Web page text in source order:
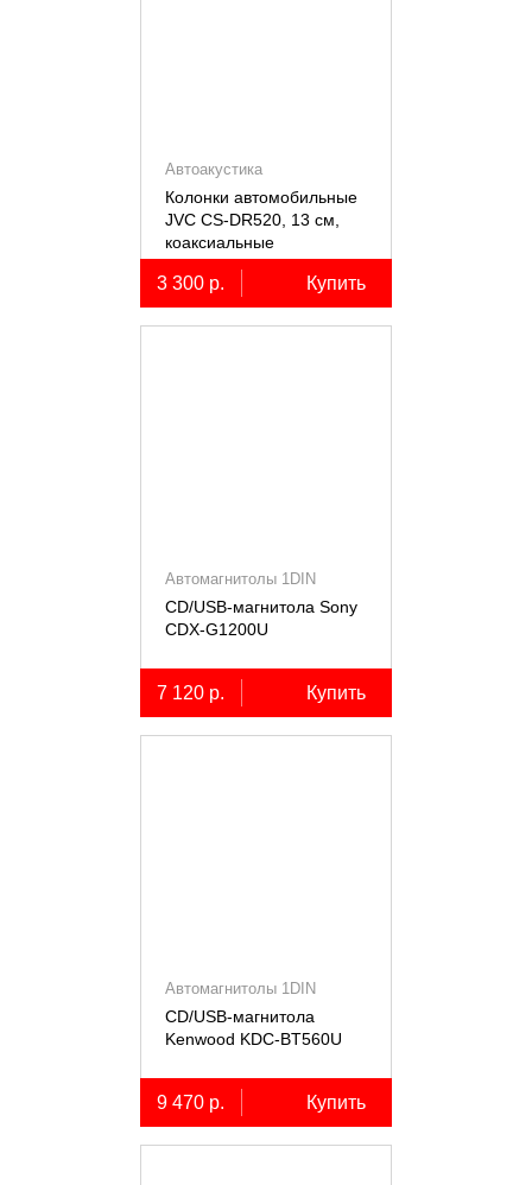
Автоакустика
Колонки автомобильные
JVC CS-DR520, 13 см,
коаксиальные
двухполосные, 2 шт.
3 300 р. Купить
Автомагнитолы 1DIN
CD/USB-магнитола Sony
СDX-G1200U
7 120 р. Купить
Автомагнитолы 1DIN
CD/USB-магнитола
Kenwood KDC-BT560U
9 470 р. Купить